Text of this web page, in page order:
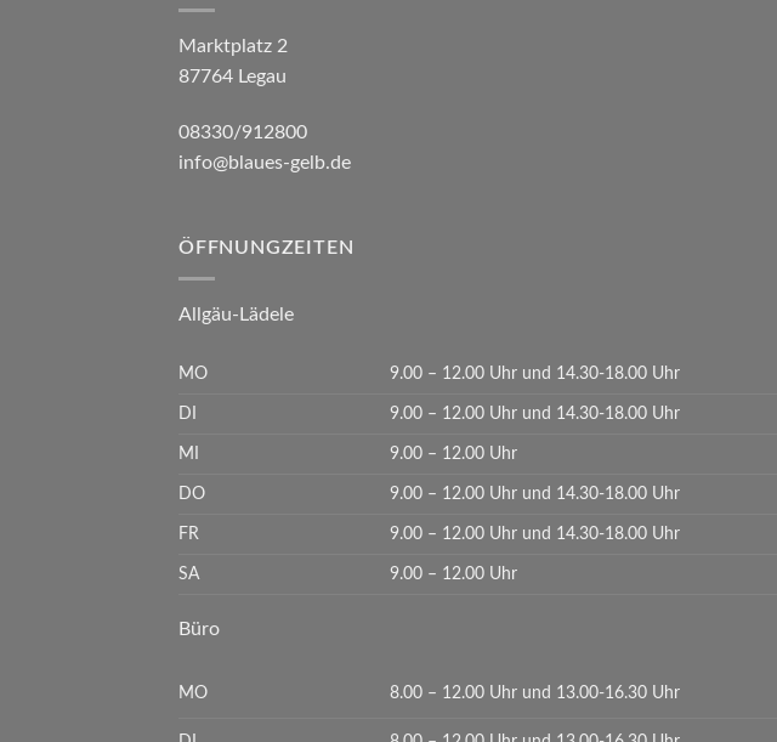
Marktplatz 2
87764 Legau
08330/912800
info@blaues-gelb.de
ÖFFNUNGZEITEN
Allgäu-Lädele
MO 9.00 – 12.00 Uhr und 14.30-18.00 Uhr
DI 9.00 – 12.00 Uhr und 14.30-18.00 Uhr
MI 9.00 – 12.00 Uhr
DO 9.00 – 12.00 Uhr und 14.30-18.00 Uhr
FR 9.00 – 12.00 Uhr und 14.30-18.00 Uhr
SA 9.00 – 12.00 Uhr
Büro
MO 8.00 – 12.00 Uhr und 13.00-16.30 Uhr